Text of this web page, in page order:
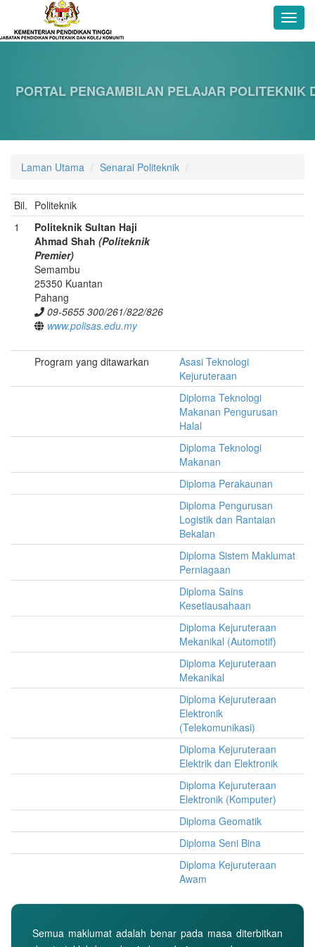
PORTAL PENGAMBILAN PELAJAR POLITEKNIK
Laman Utama Senarai Politeknik
Bil. Politeknik
1
Politeknik Sultan Haji
Ahmad Shah (Politeknik
Premier)
Semambu
25350 Kuantan
Pahang
09-5655 300/261/822/826
www.polisas.edu.my
Program yang ditawarkan
Asasi Teknologi
Kejuruteraan
Diploma Teknologi
Makanan Pengurusan
Halal
Diploma Teknologi
Makanan
Diploma Perakaunan
Diploma Pengurusan
Logistik dan Rantaian
Bekalan
Diploma Sistem Maklumat
Perniagaan
Diploma Sains
Kesetiausahaan
Diploma Kejuruteraan
Mekanikal (Automotif)
Diploma Kejuruteraan
Mekanikal
Diploma Kejuruteraan
Elektronik
(Telekomunikasi)
Diploma Kejuruteraan
Elektrik dan Elektronik
Diploma Kejuruteraan
Elektronik (Komputer)
Diploma Geomatik
Diploma Seni Bina
Diploma Kejuruteraan
Awam
Semua maklumat adalah benar pada masa diterbitkan